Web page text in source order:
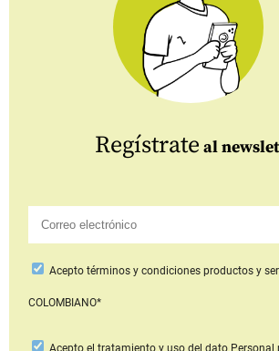
Regístrate al
Aceptotérminos y condiciones productos y
COLOMBIANO*
Acepto el tratamiento y uso del dato Personal